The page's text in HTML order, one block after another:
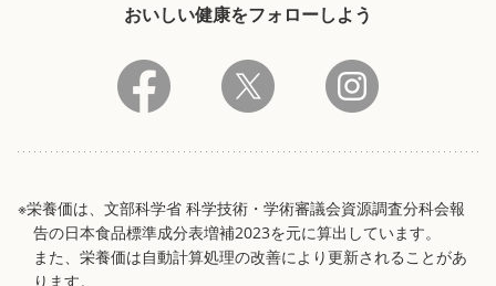
おいしい健康をフォローしよう
※栄養価は、文部科学省 科学技術・学術審議会資源調査分科会報
告の日本食品標準成分表増補2023を元に算出しています。
また、栄養価は自動計算処理の改善により更新されることがあ
ります。